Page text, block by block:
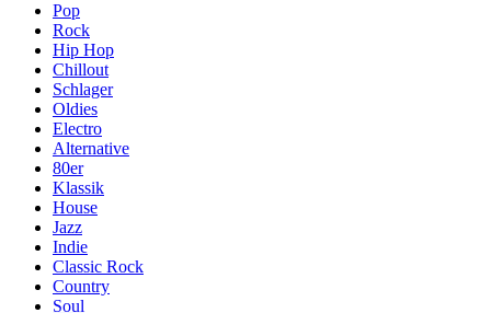
Pop
Rock
Hip Hop
Chillout
Schlager
Oldies
Electro
Alternative
80er
Klassik
House
Jazz
Indie
Classic Rock
Country
Soul